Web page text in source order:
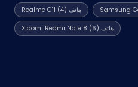
هاتف Realme C11 (4)
هاتف Xiaomi Redmi Note 8 (6)